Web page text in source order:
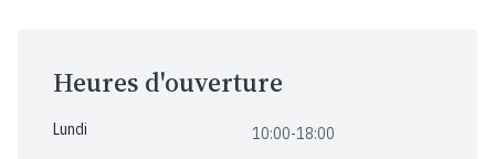
Heures d'ouverture
Lundi
10:00-18:00